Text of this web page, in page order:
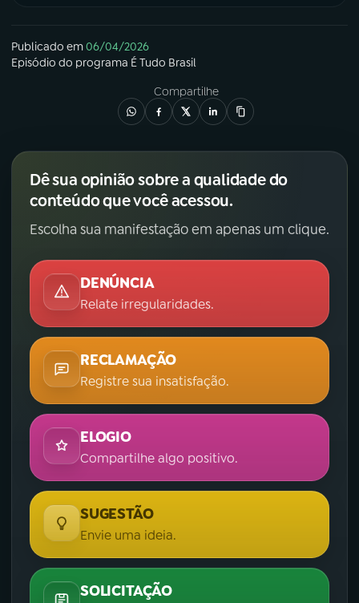
Publicado em06/04/2026
Episódio do programa É Tudo Brasil
Compartilhe
Dê sua opinião sobre a qualidade do
conteúdo que você acessou.
Escolha sua manifestação em apenas um clique.
DENÚNCIA
Relate irregularidades.
RECLAMAÇÃO
Registre sua insatisfação.
ELOGIO
Compartilhe algo positivo.
SUGESTÃO
Envie uma ideia.
SOLICITAÇÃO